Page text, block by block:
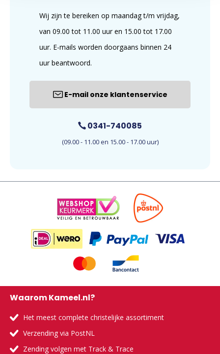
Wij zijn te bereiken op maandag t/m vrijdag,
van 09.00 tot 11.00 uur en 15.00 tot 17.00
uur. E-mails worden doorgaans binnen 24
uur beantwoord.
E-mail onze klantenservice
0341-740085
(09.00 - 11.00 en 15.00 - 17.00 uur)
Waarom Kameel.nl?
Het meest complete christelijke assortiment
Verzending via PostNL
Zending volgen met Track & Trace